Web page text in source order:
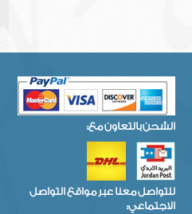
الشحن بالتعاون مع:
للتواصل معنا عبر مواقع التواصل
الاجتماعي: